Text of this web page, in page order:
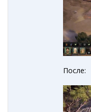
После: